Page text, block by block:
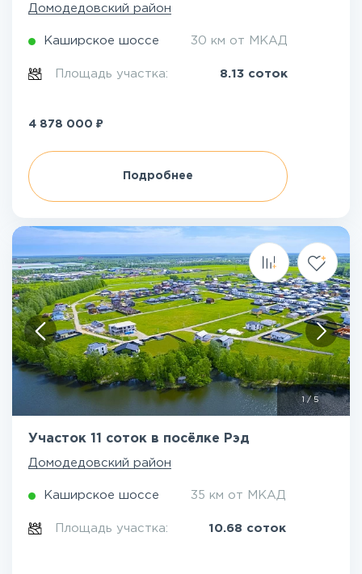
Домодедовский район
Каширское шоссе 30 км от МКАД
Площадь участка: 8.13 соток
4 878 000 ₽
Подробнее
1 /5
Участок 11 соток в посёлке Рэд
Домодедовский район
Каширское шоссе 35 км от МКАД
Площадь участка: 10.68 соток